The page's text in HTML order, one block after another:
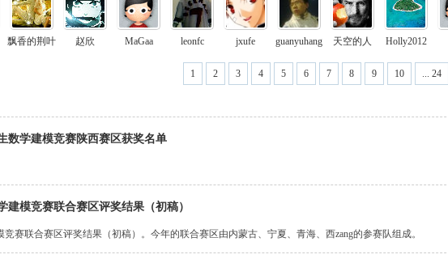
飘香的荆叶 赵欣 MaGaa leonfc jxufe guanyuhang 天空的人 Holly2012
1 2 3 4 5 6 7 8 9 10 ... 24
数学建模竞赛陕西赛区获奖名单
建模竞赛联合赛区评奖结果（初稿）
竞赛联合赛区评奖结果（初稿）。今年的联合赛区由内蒙古、宁夏、青海、西zang的参赛队组成。